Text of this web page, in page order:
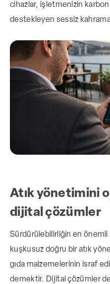
cihazlar, işletmenizin
destekleyen sessiz
Atık yönetimini
dijital çözümler
Sürdürülebilirliğin en önemli
kuşkusuz doğru bir atık
gıda malzemelerinin israf
demektir. Dijital çözümler